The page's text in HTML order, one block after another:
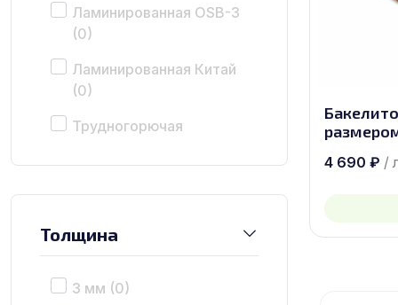
Ламинированная OSB-3
(0)
Ламинированная Китай
(0)
Трудногорючая
Толщина
3 мм (0)
4 690 ₽ /